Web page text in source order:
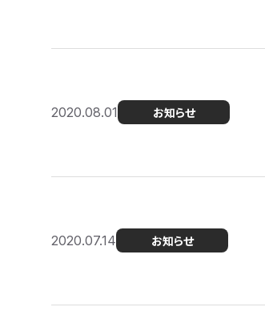
2020.08.01 お知らせ
2020.07.14 お知らせ